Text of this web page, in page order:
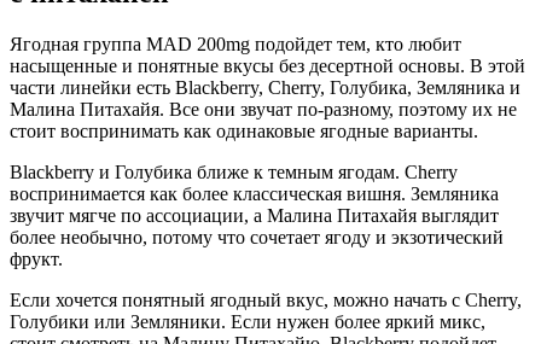
Ягодная группа MAD 200mg подойдет тем, кто любит
насыщенные и понятные вкусы без десертной основы. В этой
части линейки есть Blackberry, Cherry, Голубика, Земляника и
Малина Питахайя. Все они звучат по-разному, поэтому их не
стоит воспринимать как одинаковые ягодные варианты.
Blackberry и Голубика ближе к темным ягодам. Cherry
воспринимается как более классическая вишня. Земляника
звучит мягче по ассоциации, а Малина Питахайя выглядит
более необычно, потому что сочетает ягоду и экзотический
фрукт.
Если хочется понятный ягодный вкус, можно начать с Cherry,
Голубики или Земляники. Если нужен более яркий микс,